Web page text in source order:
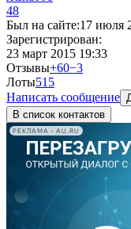
48
Был на сайте:17 июля
Зарегистрирован:
23 март 2015 19:33
Отзывы+60−3
Лоты515
Написать сообщение
В список контактов
РЕКЛАМА • AU.RU